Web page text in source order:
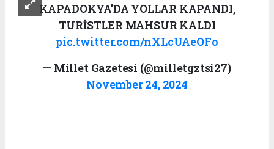
KAPADOKYA'DA YOLLAR KAPANDI,
TURİSTLER MAHSUR KALDI
pic.twitter.com/nXLcUAeOFo
— Millet Gazetesi (@milletgztsi27)
November 24, 2024